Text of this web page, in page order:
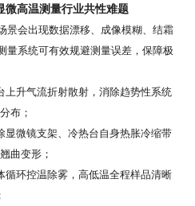
高温测量行业共性难题
景会出现数据漂移、成像模糊、结霜
量系统可有效规避测量误差，保障极
上升气流折射散射，消除趋势性系统
布；
显微镜支架、冷热台自身热胀冷缩带
曲变形；
循环控温除雾，高低温全程样品清晰